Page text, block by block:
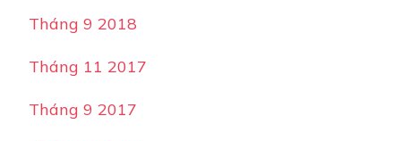
Tháng 9 2018
Tháng 11 2017
Tháng 9 2017